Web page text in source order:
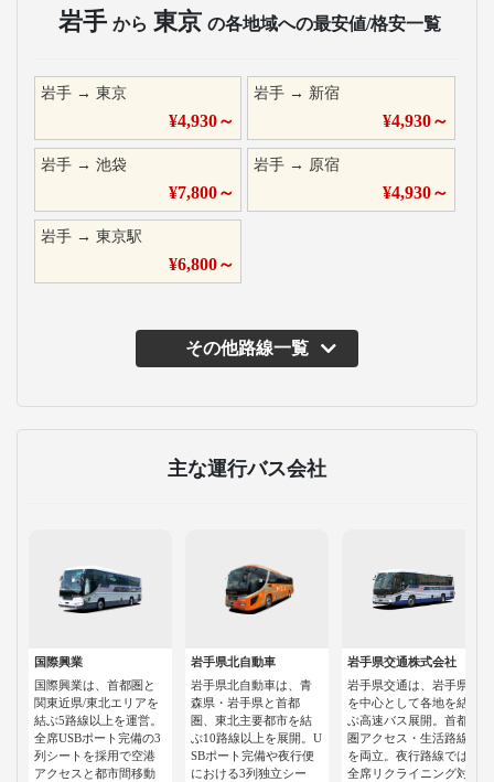
岩手 から 東京 の各地域への最安値/格安一覧
岩手 → 東京
¥4,930～
岩手 → 新宿
¥4,930～
岩手 → 池袋
¥7,800～
岩手 → 原宿
¥4,930～
岩手 → 東京駅
¥6,800～
その他路線一覧
主な運行バス会社
国際興業
国際興業は、首都圏と
関東近県/東北エリアを
結ぶ5路線以上を運営。
全席USBポート完備の3
列シートを採用で空港
アクセスと都市間移動
岩手県北自動車
岩手県北自動車は、青
森県・岩手県と首都
圏、東北主要都市を結
ぶ10路線以上を展開。U
SBポート完備や夜行便
における3列独立シー
岩手県交通株式会社
岩手県交通は、岩手県
を中心として各地を結
ぶ高速バス展開。首都
圏アクセス・生活路線
を両立。夜行路線では
全席リクライニング対